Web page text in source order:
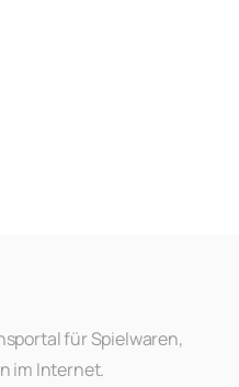
für Spielwaren,
im Internet.